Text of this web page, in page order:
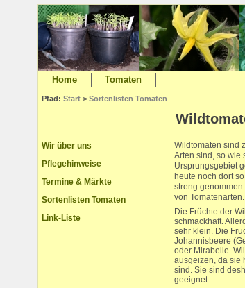
Pfad:Start >Sortenlisten Tomaten
Wir über uns
Pflegehinweise
Termine & Märkte
Sortenlisten Tomaten
Link-Liste
Wildtomaten sind
Arten sind, so wie
Ursprungsgebiet
heute noch dort
streng
von Tomatenarten.
Die Früchte der
schmackhaft.
sehr klein. Die
Johannisbeere
oder Mirabelle.
ausgeizen, da sie
sind. Sie sind
geeignet.
Home Tomaten